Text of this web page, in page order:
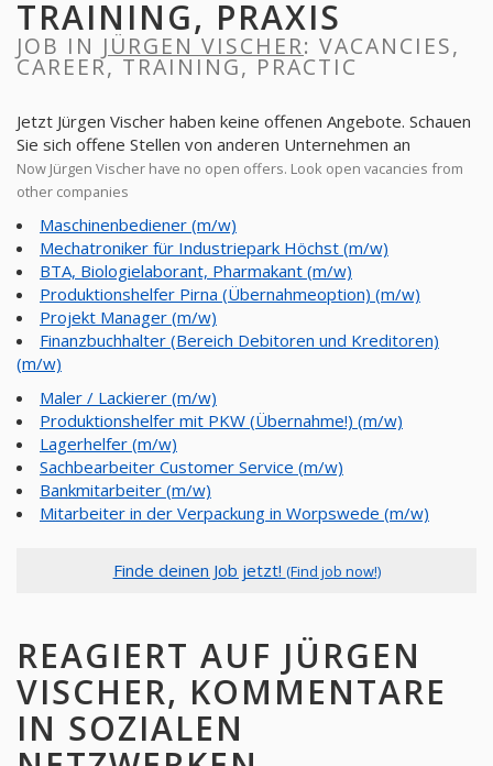
TRAINING, PRAXIS
JOB IN JÜRGEN VISCHER: VACANCIES,
CAREER, TRAINING, PRACTIC
Jetzt Jürgen Vischer haben keine offenen Angebote. Schauen
Sie sich offene Stellen von anderen Unternehmen an
Now Jürgen Vischer have no open offers. Look open vacancies from
other companies
Maschinenbediener (m/w)
Mechatroniker für Industriepark Höchst (m/w)
BTA, Biologielaborant, Pharmakant (m/w)
Produktionshelfer Pirna (Übernahmeoption) (m/w)
Projekt Manager (m/w)
Finanzbuchhalter (Bereich Debitoren und Kreditoren)
(m/w)
Maler / Lackierer (m/w)
Produktionshelfer mit PKW (Übernahme!) (m/w)
Lagerhelfer (m/w)
Sachbearbeiter Customer Service (m/w)
Bankmitarbeiter (m/w)
Mitarbeiter in der Verpackung in Worpswede (m/w)
Finde deinen Job jetzt! (Find job now!)
REAGIERT AUF JÜRGEN
VISCHER, KOMMENTARE
IN SOZIALEN